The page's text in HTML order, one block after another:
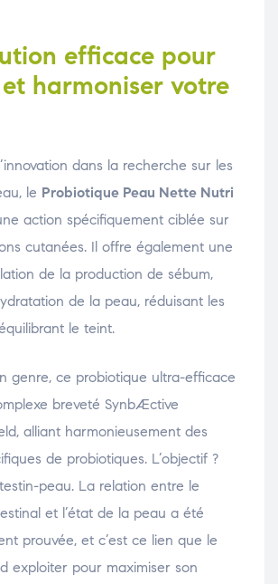
efficace pour
harmoniser votre
dans la recherche sur les
le Probiotique Peau Nette Nutri
action spécifiquement ciblée sur
cutanées. Il offre également une
de la production de sébum,
de la peau, réduisant les
le teint.
genre, ce probiotique ultra-efficace
breveté SynbÆctive
alliant harmonieusement des
de probiotiques. L’objectif ?
peau. La relation entre le
et l’état de la peau a été
prouvée, et c’est ce lien que le
exploiter pour maximiser son